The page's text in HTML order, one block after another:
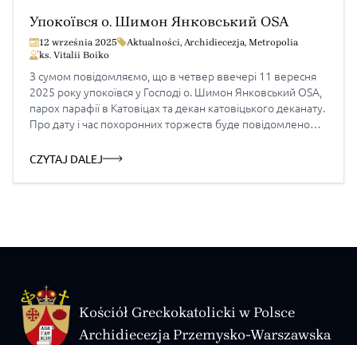
Упокоївся о. Шимон Янковський OSA
12 września 2025 Aktualności, Archidiecezja, Metropolia
ks. Vitalii Boiko
З сумом повідомляємо, що в четвер ввечері 11 вересня
2025 року упокоївся у Господі о. Шимон Янковський OSA,
парох парафії в Катовіцах та декан катовіцького деканату.
Про дату і час похоронних торжеств буде повідомлено
перегляду архівного відео „KAPŁAN ŁĄCZĄCY WSCHÓD Z
CZYTAJ DALEJ
Kościół Greckokatolicki w Polsce
Archidiecezja Przemysko-Warszawska